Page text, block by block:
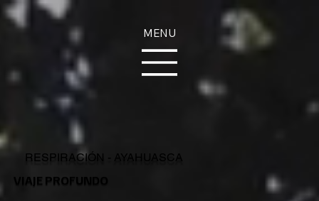
RESPIRACIÓN - AYAHUASCA
VIAJE PROFUNDO
MENU